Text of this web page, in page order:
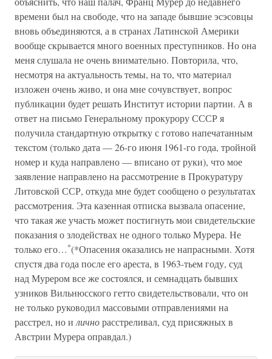
времени был на свободе, что на западе бывшие эсэсовцы
вновь объединяются, а в странах Латинской Америки
вообще скрывается много военных преступников. Но она
меня слушала не очень внимательно. Повторила, что,
несмотря на актуальность темы, на то, что материал
изложен очень живо, и она мне сочувствует, вопрос
публикации будет решать Институт истории партии. А в
ответ на письмо Генеральному прокурору СССР я
получила стандартную открытку с готово напечатанным
текстом (только дата — 26-го июня 1961-го года, тройной
номер и куда направлено — вписано от руки), что мое
заявление направлено на рассмотрение в Прокуратуру
Литовской ССР, откуда мне будет сообщено о результатах
рассмотрения. Эта казенная отписка вызвала опасение,
что такая же участь может постигнуть мои свидетельские
показания о злодействах не одного только Мурера. Не
только его…*(*Опасения оказались не напрасными. Хотя
спустя два года после его ареста, в 1963-тьем году, суд
над Мурером все же состоялся, и семнадцать бывших
узников Вильнюсского гетто свидетельствовали, что он
не только руководил массовыми отправлениями на
расстрел, но и личнорасстреливал, суд присяжных в
Австрии Мурера оправдал.)